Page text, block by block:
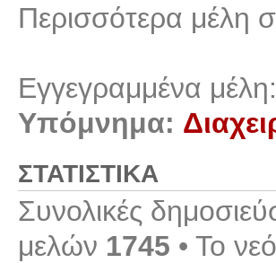
Περισσότερα μέλη
Εγγεγραμμένα μέλη:
Υπόμνημα:
ΣΤΑΤΙΣΤΙΚΆ
Συνολικές
μελών 1745 • Το